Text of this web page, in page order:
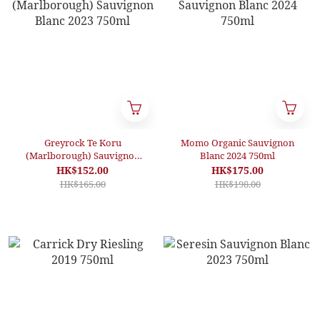
Greyrock Te Koru
(Marlborough) Sauvignon
Blanc 2023 750ml
HK$152.00
HK$165.00
Momo Organic Sauvignon
Blanc 2024 750ml
HK$175.00
HK$198.00